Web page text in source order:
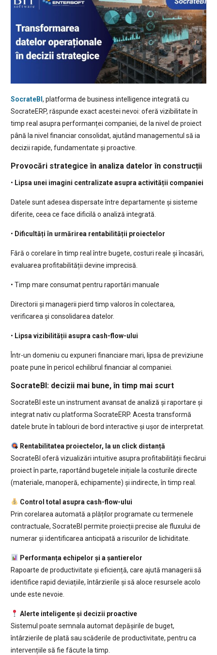
SocrateBI , platforma de business intelligence integrată cu
SocrateERP, răspunde exact acestei nevoi: oferă vizibilitate în
timp real asupra performanței companiei, de la nivel de proiect
până la nivel financiar consolidat, ajutând managementul să ia
decizii rapide, fundamentate și proactive.
Provocări strategice în analiza datelor în construcții
• Lipsa unei imagini centralizate asupra activității companiei
Datele sunt adesea dispersate între departamente și sisteme
diferite, ceea ce face dificilă o analiză integrată.
• Dificultăți în urmărirea rentabilității proiectelor
Fără o corelare în timp real între bugete, costuri reale și încasări,
evaluarea profitabilității devine imprecisă.
• Timp mare consumat pentru raportări manuale
Directorii și managerii pierd timp valoros în colectarea,
verificarea și consolidarea datelor.
• Lipsa vizibilității asupra cash-flow-ului
Într-un domeniu cu expuneri financiare mari, lipsa de previziune
poate pune în pericol echilibrul financiar al companiei.
SocrateBI: decizii mai bune, în timp mai scurt
SocrateBI este un instrument avansat de analiză și raportare și
integrat nativ cu platforma SocrateERP. Acesta transformă
datele brute în tablouri de bord interactive și ușor de interpretat.
Rentabilitatea proiectelor, la un click distanță
SocrateBI oferă vizualizări intuitive asupra profitabilității fiecărui
proiect în parte, raportând bugetele inițiale la costurile directe
(materiale, manoperă, echipamente) și indirecte, în timp real.
Control total asupra cash-flow-ului
Prin corelarea automată a plăților programate cu termenele
contractuale, SocrateBI permite proiecții precise ale fluxului de
numerar și identificarea anticipată a riscurilor de lichiditate.
Performanța echipelor și a șantierelor
Rapoarte de productivitate și eficiență, care ajută managerii să
identifice rapid deviațiile, întârzierile și să aloce resursele acolo
unde este nevoie.
Alerte inteligente și decizii proactive
Sistemul poate semnala automat depășirile de buget,
întârzierile de plată sau scăderile de productivitate, pentru ca
intervențiile să fie făcute la timp.